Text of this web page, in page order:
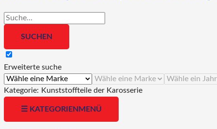
Erweiterte suche
Kategorie: Kunststoffteile der Karosserie
☰ KATEGORIENMENÜ